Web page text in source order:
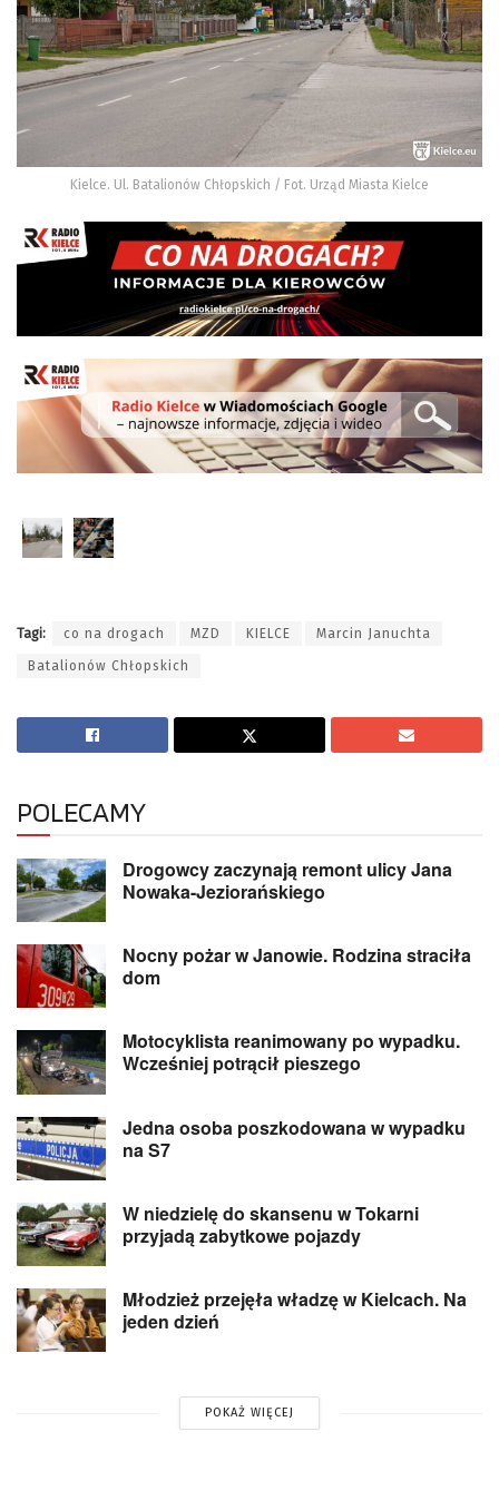
Kielce. Ul. Batalionów Chłopskich / Fot. Urząd Miasta Kielce
Tagi: co na drogach MZD KIELCE Marcin Januchta
Batalionów Chłopskich
POLECAMY
Drogowcy zaczynają remont ulicy Jana
Nowaka-Jeziorańskiego
Nocny pożar w Janowie. Rodzina straciła
dom
Motocyklista reanimowany po wypadku.
Wcześniej potrącił pieszego
Jedna osoba poszkodowana w wypadku
na S7
W niedzielę do skansenu w Tokarni
przyjadą zabytkowe pojazdy
Młodzież przejęła władzę w Kielcach. Na
jeden dzień
POKAŻ WIĘCEJ